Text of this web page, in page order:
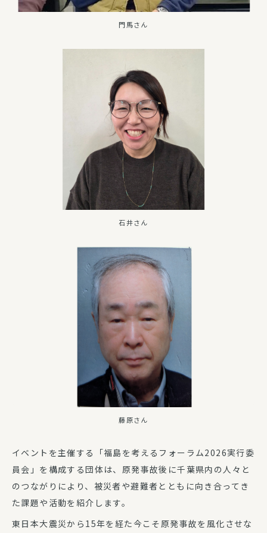
門馬さん
石井さん
藤原さん
イベントを主催する「福島を考えるフォーラム2026実行委
員会」を構成する団体は、原発事故後に千葉県内の人々と
のつながりにより、被災者や避難者とともに向き合ってき
た課題や活動を紹介します。
東日本大震災から15年を経た今こそ原発事故を風化させな